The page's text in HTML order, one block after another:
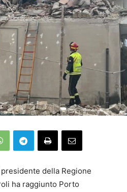
presidente della Regione
ha raggiunto Porto